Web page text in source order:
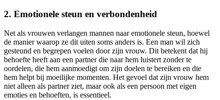
2. Emotionele steun en verbondenheid
Net als vrouwen verlangen mannen naar emotionele steun, hoewel
de manier waarop ze dit uiten soms anders is. Een man wil zich
gesteund en begrepen voelen door zijn vrouw. Dit betekent dat hij
behoefte heeft aan een partner die naar hem luistert zonder te
oordelen, die hem aanmoedigt om zijn doelen te bereiken en die
hem helpt bij moeilijke momenten. Het gevoel dat zijn vrouw hem
niet alleen als partner ziet, maar ook als een persoon met eigen
emoties en behoeften, is essentieel.